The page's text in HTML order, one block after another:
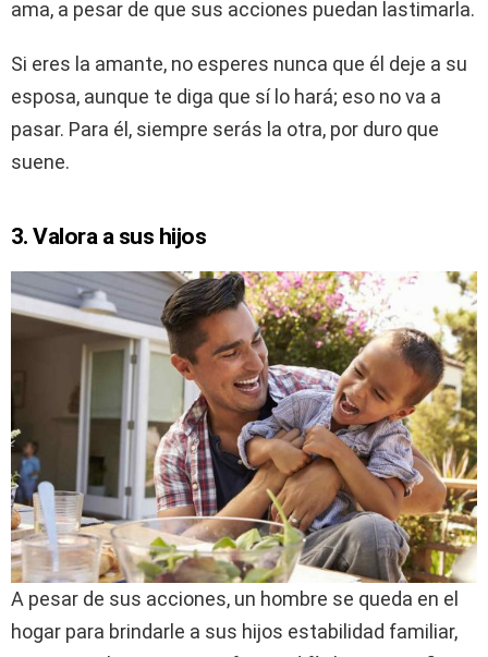
ama, a pesar de que sus acciones puedan lastimarla.
Si eres la amante, no esperes nunca que él deje a su
esposa, aunque te diga que sí lo hará; eso no va a
pasar. Para él, siempre serás la otra, por duro que
suene.
3. Valora a sus hijos
A pesar de sus acciones, un hombre se queda en el
hogar para brindarle a sus hijos estabilidad familiar,